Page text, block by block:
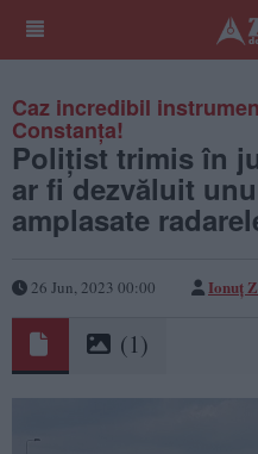
Caz incredibil
Constanța!
Polițist trimis în
ar fi dezvăluit
amplasate
26 Jun, 2023 00:00 Ionuț
(1)